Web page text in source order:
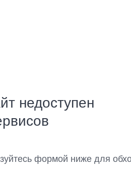
недоступен
формой ниже для